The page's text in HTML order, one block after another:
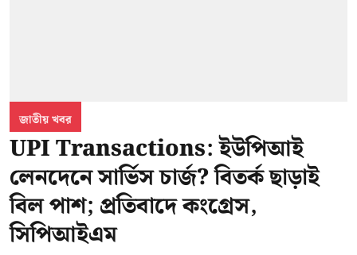
জাতীয় খবর
UPI Transactions: ইউপিআই
লেনদেনে সার্ভিস চার্জ? বিতর্ক ছাড়াই
বিল পাশ; প্রতিবাদে কংগ্রেস,
সিপিআইএম